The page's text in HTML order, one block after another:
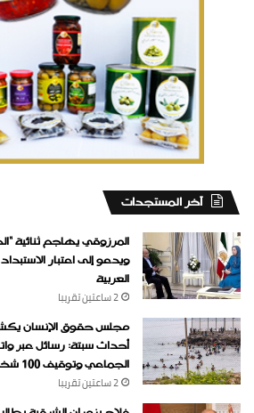
‏آخر المستجدات
المرزوقي يهاجم ثنائية
ويدعو إلى اعتبار
العربية
2 ساعتين ‏تقريبا
مجلس حقوق الإنسان
أحداث سبتة: رسائل عبر
الجماعي وتوقيف 100 شخص
2 ساعتين ‏تقريبا